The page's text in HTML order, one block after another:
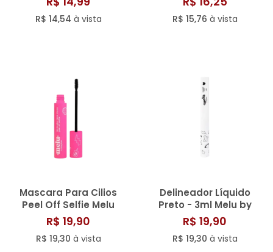
R$ 14,54 à vista R$ 15,76 à vista
Mascara Para Cilios
Peel Off Selfie Melu
R$ 19,90
R$ 19,30 à vista
Delineador Líquido
Preto - 3ml Melu by
Ruby Rose
R$ 19,90
R$ 19,30 à vista